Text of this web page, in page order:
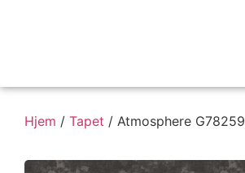
Hjem / Tapet / Atmosphere G78259